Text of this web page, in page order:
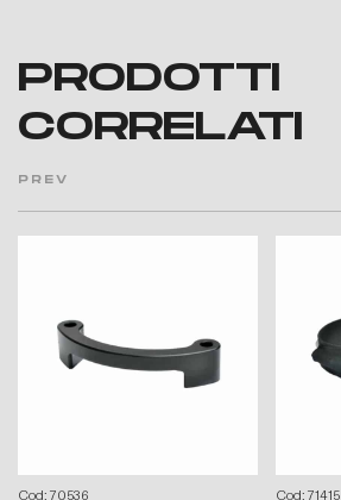
PRODOTTI
CORRELATI
PREV
Cod: 70536 Cod: 71415